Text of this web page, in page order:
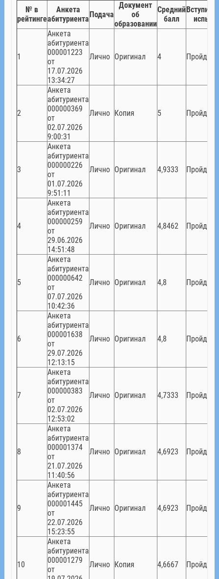
№ в
рейтинге
Анкета
абитуриентаПодача
Документ
об
образовании
Средний
балл
1
Анкета
абитуриента
000001223
от
17.07.2026
13:34:27
Лично Оригинал 4
2
Анкета
абитуриента
000000369
от
02.07.2026
9:00:31
Лично Копия 5
3
Анкета
абитуриента
000000226
от
01.07.2026
9:51:11
Лично Оригинал 4,9333
4
Анкета
абитуриента
000000259
от
29.06.2026
14:51:48
Лично Оригинал 4,8462
5
Анкета
абитуриента
000000642
от
07.07.2026
10:42:36
Лично Оригинал 4,8
6
Анкета
абитуриента
000001638
от
29.07.2026
12:13:15
Лично Оригинал 4,8
7
Анкета
абитуриента
000000383
от
02.07.2026
12:53:02
Лично Оригинал 4,7333
8
Анкета
абитуриента
000001374
от
21.07.2026
11:40:56
Лично Оригинал 4,6923
9
Анкета
абитуриента
000001445
от
22.07.2026
15:23:55
Лично Оригинал 4,6923
10
Анкета
абитуриента
000001279
от
Лично Копия 4,6667